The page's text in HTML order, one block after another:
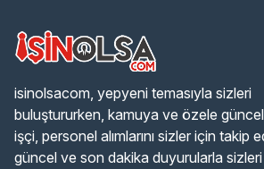
isinolsacom, yepyeni temasıyla sizleri
buluştururken, kamuya ve özele
işçi, personel alımlarını sizler için takip
güncel ve son dakika duyurularla sizleri